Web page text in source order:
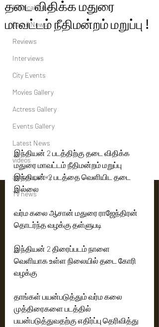
Political News
Tamil News
Reviews
Interviews
City Events
Movies Gallery
Actress Gallery
Events Gallery
Latest News
videos
actors gallery
Tv news
தடை விதிக்க மதுரை
மாவட்டம் நீதிமன்றம் மறுப்பு !
இந்தியன் 2 படத்திற்கு தடை விதிக்க
மதுரை மாவட்டம் நீதிமன்றம் மறுப்பு
இந்தியன்-2 படத்தை வெளியிட தடை
இல்லை
வர்ம கலை ஆசான் மதுரை ராஜேந்திரன்
தொடர்ந்த வழக்கு தள்ளுபடி
இந்தியன் 2 திரைப்படம் நாளை
வெளியாக உள்ள நிலையில் தடை கோரி
வழக்கு
தாங்கள் பயன்படுத்தும் வர்ம கலை
முத்திரைகளை படத்தில்
பயன்படுத்துவதற்கு எதிர்ப்பு தெரிவித்து